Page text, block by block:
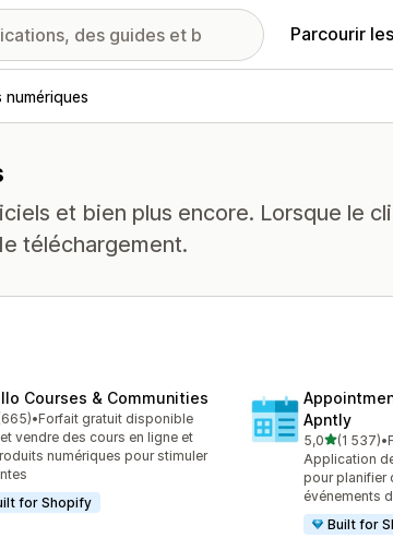
Parcourir
numériques
et bien plus encore. Lorsque le
téléchargement.
Courses & Communities
sur 5
au total
•Forfait gratuit disponible
vendre des cours en ligne et
numériques pour stimuler
for Shopify
Apntly
5,0étoile(s)
(1 537)
1537 avis au•
Application
pour planifier
événements
Built for